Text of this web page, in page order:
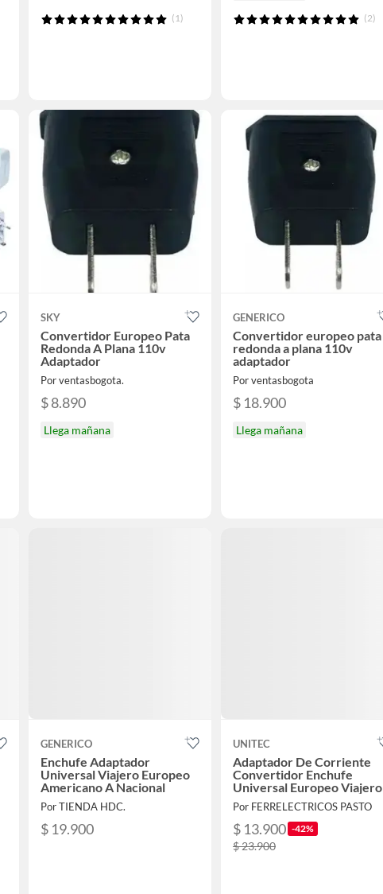
(1) (2)
SKY
Convertidor Europeo Pata
Redonda A Plana 110v
Adaptador
Por ventasbogota.
$ 8.890
Llega mañana
GENERICO
Convertidor europeo pata
redonda a plana 110v
adaptador
Por ventasbogota
$ 18.900
Llega mañana
GENERICO
Enchufe Adaptador
Universal Viajero Europeo
Americano A Nacional
Por TIENDA HDC.
$ 19.900
UNITEC
Adaptador De Corriente
Convertidor Enchufe
Universal Europeo Viajero
Por FERRELECTRICOS PASTO
$ 13.900 -42%
$ 23.900